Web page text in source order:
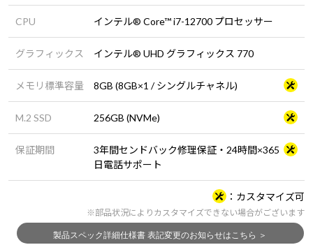
CPU インテル® Core™ i7-12700 プロセッサー
グラフィックス インテル® UHD グラフィックス 770
メモリ標準容量 8GB (8GB×1 / シングルチャネル)
M.2 SSD 256GB (NVMe)
保証期間
3年間センドバック修理保証・24時間×365
日電話サポート
カスタマイズ可
※部品状況によりカスタマイズできない場合がございます